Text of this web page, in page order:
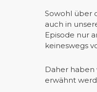
Sowohl über
auch in
Episode nur
keineswegs
Daher haben
erwähnt